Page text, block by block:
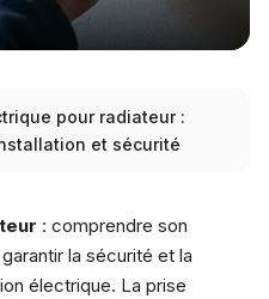
pour radiateur :
et sécurité
: comprendre son
la sécurité et la
électrique. La prise